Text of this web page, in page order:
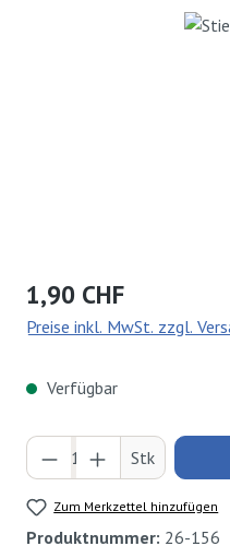
Bildergalerie überspringen
Regulärer Preis:
1,90 CHF
Preise inkl. MwSt. zzgl.
Verfügbar
Produkt Anzahl:
Stk
Zum Merkzettel hinzufügen
Produktnummer: 26-156